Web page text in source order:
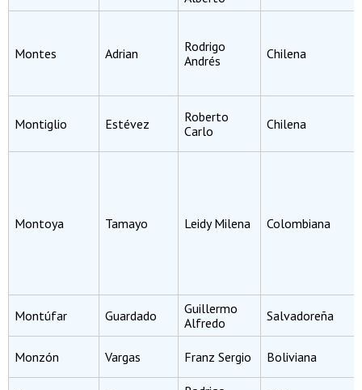
Montes Adrian
Rodrigo
Andrés
Chilena
Montiglio Estévez
Roberto
Carlo
Chilena
Montoya Tamayo Leidy Milena Colombiana
Montúfar Guardado
Guillermo
Alfredo
Salvadoreña
Monzón Vargas Franz Sergio Boliviana